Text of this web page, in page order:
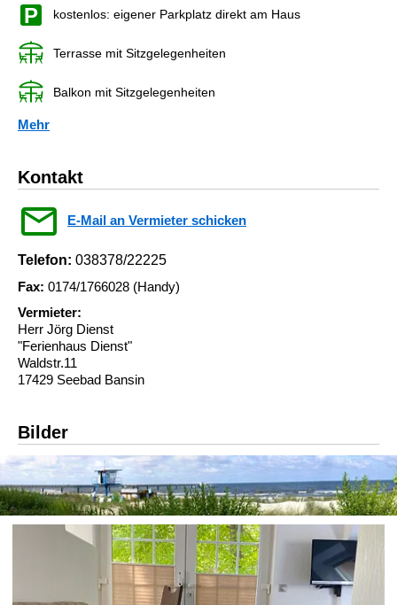
kostenlos: eigener Parkplatz direkt am Haus
Terrasse mit Sitzgelegenheiten
Balkon mit Sitzgelegenheiten
Mehr
Kontakt
E-Mail an Vermieter schicken
Telefon: 038378/22225
Fax: 0174/1766028 (Handy)
Vermieter:
Herr Jörg Dienst
"Ferienhaus Dienst"
Waldstr.11
17429 Seebad Bansin
Bilder